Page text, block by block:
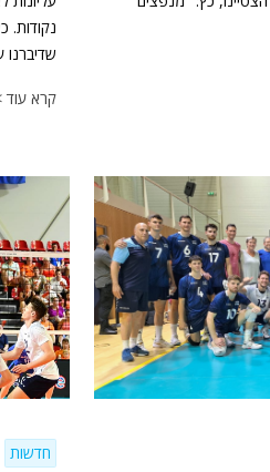
שדיברנו
קרא עוד
חדשות